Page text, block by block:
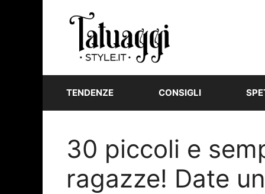
TENDENZE CONSIGLI
30 piccoli e
ragazze! Date